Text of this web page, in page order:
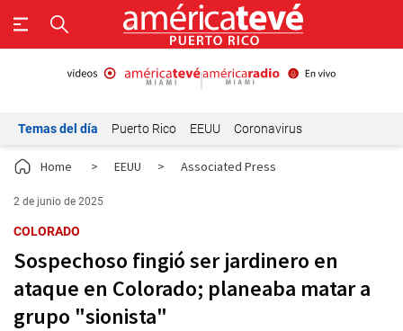
Temas del día Puerto Rico EEUU Coronavirus
Home > EEUU > Associated Press
2 de junio de 2025
COLORADO
Sospechoso fingió ser jardinero en
ataque en Colorado; planeaba matar a
grupo "sionista"